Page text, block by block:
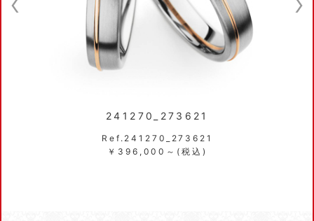
241270_273621
Ref.241270_273621
￥396,000～(税込)